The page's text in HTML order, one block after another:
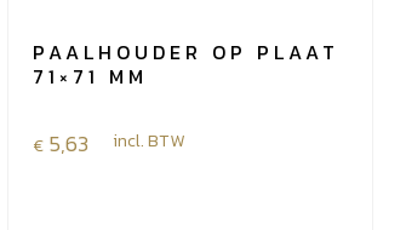
PAALHOUDER OP PLAAT
71×71 MM
€ 5,63 incl. BTW